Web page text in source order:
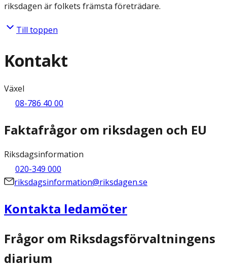
riksdagen är folkets främsta företrädare.
Till toppen
Kontakt
Växel
08-786 40 00
Faktafrågor om riksdagen och EU
Riksdagsinformation
020-349 000
riksdagsinformation@riksdagen.se
Kontakta ledamöter
Frågor om Riksdagsförvaltningens
diarium